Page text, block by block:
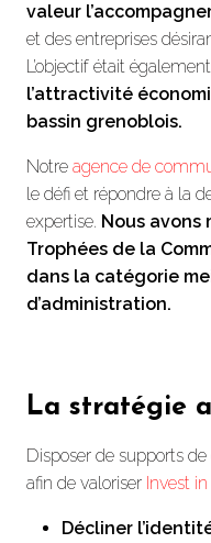
valeur
et des entreprises
L’objectif était
l’attractivité
bassin grenoblois.
Notre agence de
le défi et répondre à la
expertise. Nous avons
Trophées de la
dans la catégorie
d’administration.
La stratégie
Disposer de supports
afin de valoriser Invest
Décliner